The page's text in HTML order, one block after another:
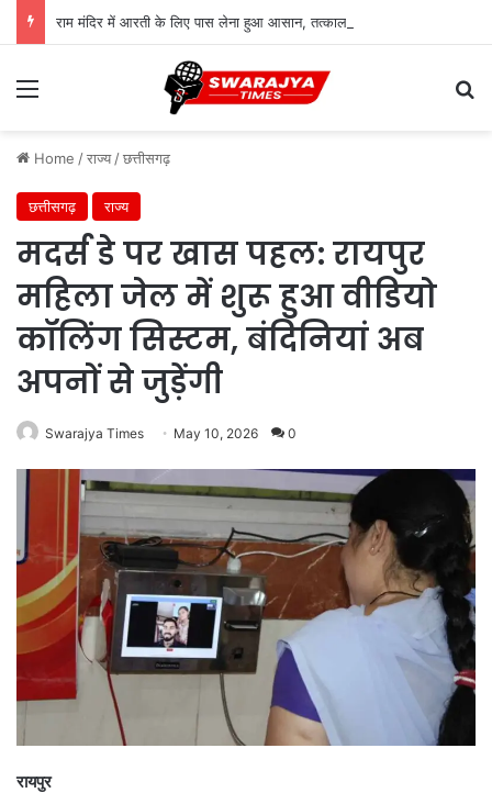
Menu
Home /राज्य /छत्तीसगढ़
छत्तीसगढ़ राज्य
मदर्स डे पर खास पहल: रायपुर
महिला जेल में शुरू हुआ वीडियो
कॉलिंग सिस्टम, बंदिनियां अब
अपनों से जुड़ेंगी
Swarajya Times May 10, 2026 0
रायपुर